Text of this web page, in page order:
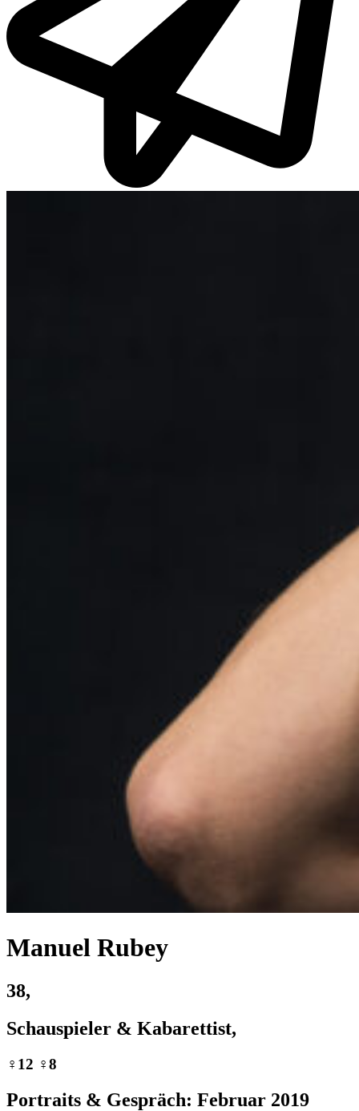
Manuel Rubey
38,
Schauspieler & Kabarettist,
♀︎12 ♀︎8
Portraits & Gespräch: Februar 2019